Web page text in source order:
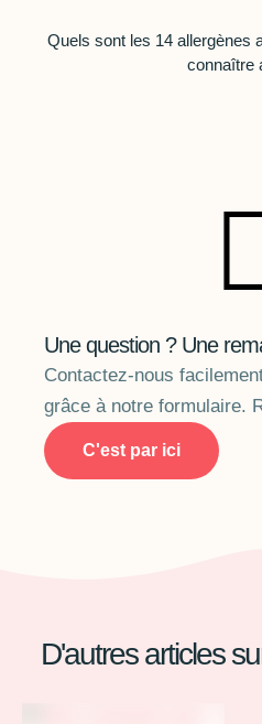
Quels sont les 14 allergènes
connaître
Une question ? Une
Contactez-nous
grâce à notre formulaire.
C'est par ici
D'autres articles